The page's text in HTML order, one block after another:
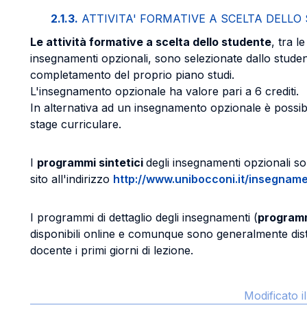
2.1.3. ATTIVITA' FORMATIVE A SCELTA DELLO
Le attività formative a scelta dello studente, tra
insegnamenti opzionali, sono selezionate dallo
completamento del proprio piano studi.
L'insegnamento opzionale ha valore pari a 6 crediti.
In alternativa ad un insegnamento opzionale è
stage curriculare.
I programmi sintetici degli insegnamenti opzionali
sito all'indirizzo http://www.unibocconi.it/
I programmi di dettaglio degli insegnamenti (
disponibili online e comunque sono generalmente
docente i primi giorni di lezione.
Modificato